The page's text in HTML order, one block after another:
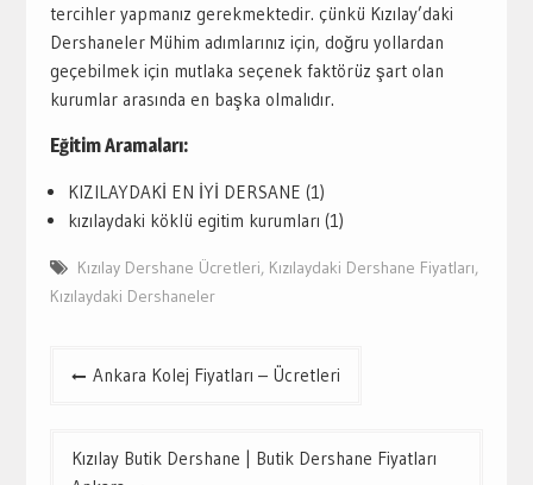
tercihler yapmanız gerekmektedir. çünkü Kızılay’daki
Dershaneler Mühim adımlarınız için, doğru yollardan
geçebilmek için mutlaka seçenek faktörüz şart olan
kurumlar arasında en başka olmalıdır.
Eğitim Aramaları:
KIZILAYDAKİ EN İYİ DERSANE (1)
kızılaydaki köklü egitim kurumları (1)
Kızılay Dershane Ücretleri, Kızılaydaki Dershane Fiyatları,
Kızılaydaki Dershaneler
Ankara Kolej Fiyatları – Ücretleri
Kızılay Butik Dershane | Butik Dershane Fiyatları